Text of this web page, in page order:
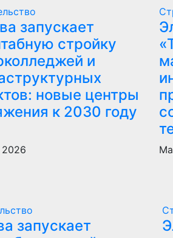
запускает
стройку
и
новые центры
к 2030 году
запускает